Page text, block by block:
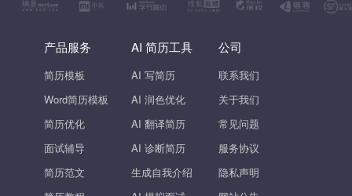
产品服务
简历模板
Word简历模板
简历优化
面试辅导
简历范文
AI 简历工具
AI 写简历
AI 润色优化
AI 翻译简历
AI 诊断简历
生成自我介绍
公司
联系我们
关于我们
常见问题
服务协议
隐私声明